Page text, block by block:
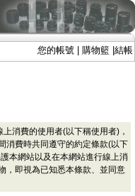
您的帳號 購物籃 結帳
外)
消費的使用者(以下稱使用者)，
消費時共同遵守的約定條款(以下
本網站以及在本網站進行線上消
，即視為已知悉本條款、並同意